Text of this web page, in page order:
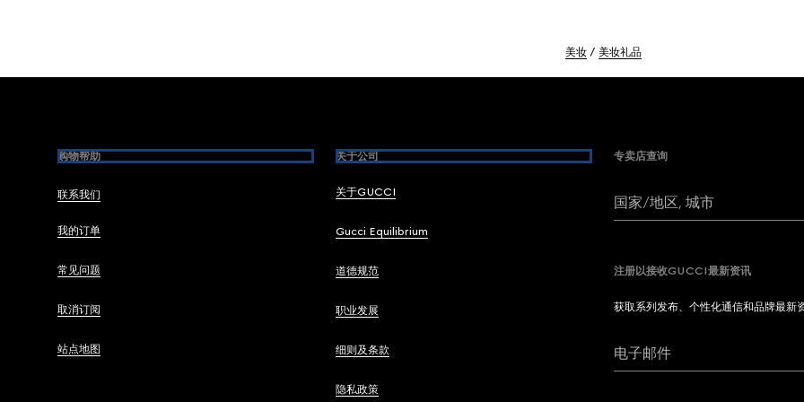
美妆 美妆礼品
购物帮助
联系我们
我的订单
常见问题
取消订阅
站点地图
关于公司
关于GUCCI
Gucci Equilibrium
道德规范
职业发展
细则及条款
隐私政策
专卖店查询
国家/地区, 城市
注册以接收GUCCI最新资讯
获取系列发布、个性化通信和品牌最新
电子邮件